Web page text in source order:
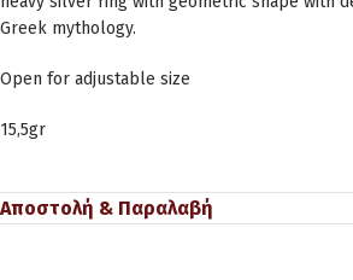
Greek mythology.
Open for adjustable size
15,5gr
Αποστολή & Παραλαβή